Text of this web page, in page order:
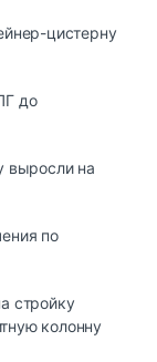
цистерну
до
выросли на
по
стройку
колонну